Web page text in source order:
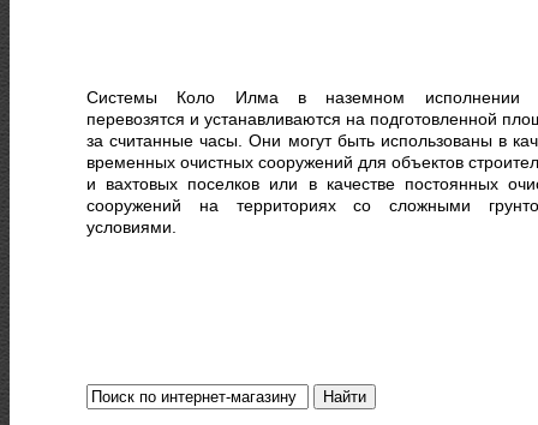
Системы Коло Илма в наземном исполнении
перевозятся и устанавливаются на подготовленной
за считанные часы. Они могут быть использованы в
временных очистных сооружений для объектов
и вахтовых поселков или в качестве постоянных
сооружений на территориях со сложными
условиями.